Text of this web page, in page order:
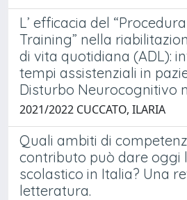
L’ efficacia del
Training” nella
di vita quotidiana (ADL):
tempi assistenziali in
Disturbo Neurocognitivo
2021/2022 CUCCATO, ILARIA
Quali ambiti di
contributo può dare oggi
scolastico in Italia? Una
letteratura.